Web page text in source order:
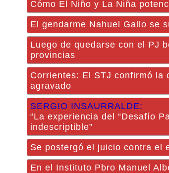
Cómo El Niño y La Niña
El gendarme Nahuel Gallo se
Luego de quedarse con el PJ
provincias
Corrientes: El STJ confirmó la
agravado
SERGIO INSAURRALDE:
“La experiencia del “Desafío
indescriptible”
Se postergó el juicio contra el
En el Instituto Pbro Manuel